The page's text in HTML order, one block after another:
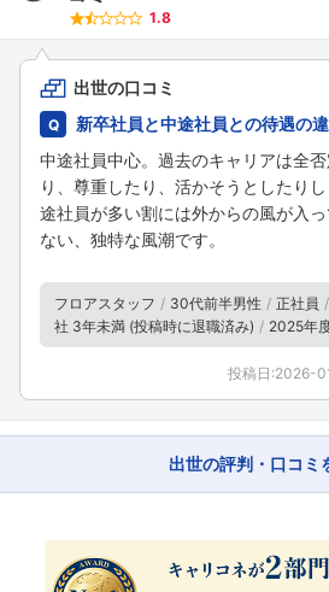
1.8
出世の口コミ
新卒社員と中途社員との待遇の
中途社員中心。過去のキャリアは全
り、尊重したり、活かそうとしたり
途社員が多い割には外からの風が入
ない、独特な風潮です。
フロアスタッフ 30代前半男性 正社員
社 3年未満 (投稿時に退職済み)
2025年
投稿日:2026-
出世の評判・口コミ